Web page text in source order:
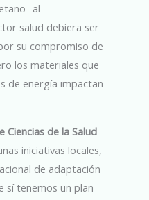
al
salud debiera ser
su compromiso de
los materiales que
de energía impactan
Ciencias de la Salud
iniciativas locales,
de adaptación
sí tenemos un plan